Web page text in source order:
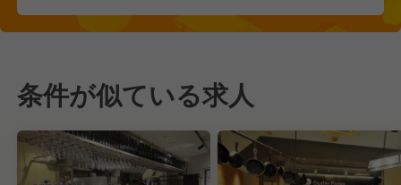
条件が似ている求人